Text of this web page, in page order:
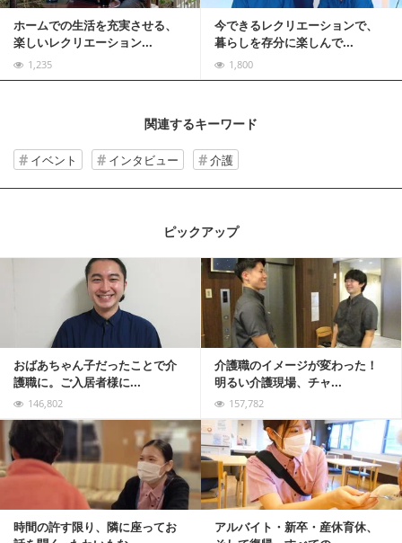
ホームでの生活を充実させる、
楽しいレクリエーション...
1,235
今できるレクリエーションで、
暮らしを存分に楽しんで...
1,800
関連するキーワード
イベント インタビュー 介護
ピックアップ
おばあちゃん子だったことで介
護職に。ご入居者様に...
146,802
介護職のイメージが変わった！
明るい介護現場、チャ...
157,782
時間の許す限り、隣に座ってお
アルバイト・新卒・産休育休、
記事を読む